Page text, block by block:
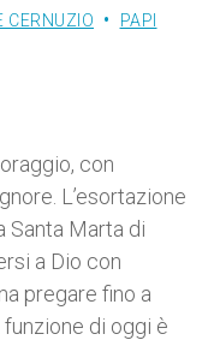
CERNUZIO PAPI
con
L’esortazione
Santa Marta di
a Dio con
pregare fino a
di oggi è